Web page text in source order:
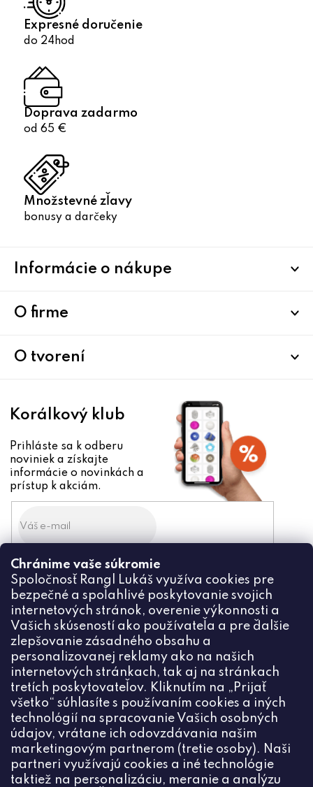
Chránime vaše súkromie
Spoločnosť Rangl Lukáš využíva cookies pre
bezpečné a spoľahlivé poskytovanie svojich
internetových stránok, overenie výkonnosti a
Vašich skúseností ako používateľa a pre ďalšie
zlepšovanie zásadného obsahu a
personalizovanej reklamy ako na našich
internetových stránkach, tak aj na stránkach
tretích poskytovateľov. Kliknutím na „Prijať
všetko“ súhlasíte s používaním cookies a iných
technológií na spracovanie Vašich osobných
údajov, vrátane ich odovzdávania našim
marketingovým partnerom (tretie osoby). Naši
partneri využívajú cookies a iné technológie
taktiež na personalizáciu, meranie a analýzu
Expresné doručenie
do 24hod
Doprava zadarmo
od 65 €
Množstevné zľavy
bonusy a darčeky
Informácie o nákupe
O firme
O tvorení
Korálkový klub
Prihláste sa k odberu
noviniek a získajte
informácie o novinkách a
prístup k akciám.
Odoslaním súhlasíte zo
spracovaním osobných údajov
PRIHLÁSIŤ
Kontakt
info @ceske-koralky.sk
+420774444191